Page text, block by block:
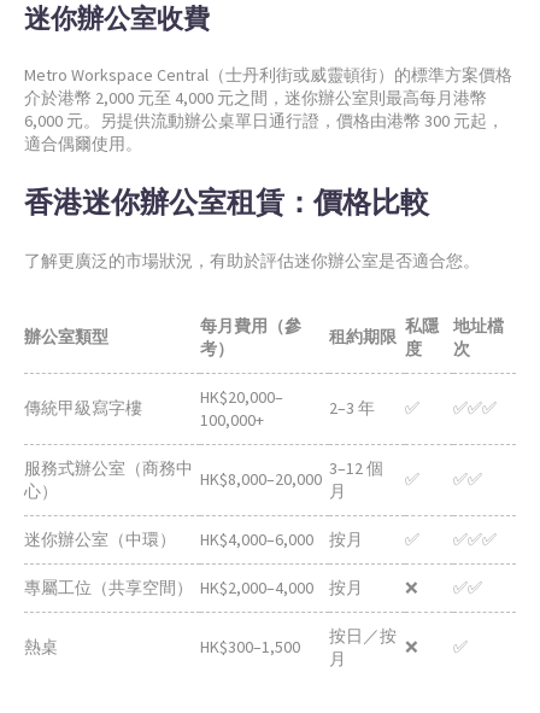
迷你辦公室收費
Metro Workspace Central（士丹利街或威靈頓街）的標準方案價格
介於港幣 2,000 元至 4,000 元之間，迷你辦公室則最高每月港幣
6,000 元。另提供流動辦公桌單日通行證，價格由港幣 300 元起，
適合偶爾使用。
香港迷你辦公室租賃：價格比較
了解更廣泛的市場狀況，有助於評估迷你辦公室是否適合您。
辦公室類型
每月費用（參
考）
租約期限 私隱
度
地址檔
次
傳統甲級寫字樓
HK$20,000–
100,000+
2–3 年 ✅ ✅✅✅
服務式辦公室（商務中
心）
HK$8,000–20,000 3–12 個
月
✅ ✅✅
迷你辦公室（中環） HK$4,000–6,000 按月 ✅ ✅✅✅
專屬工位（共享空間） HK$2,000–4,000 按月 ❌ ✅✅
熱桌 HK$300–1,500
按日／按
月
❌ ✅